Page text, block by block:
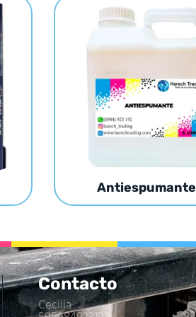
Antiespumante
Contacto
Cecilia